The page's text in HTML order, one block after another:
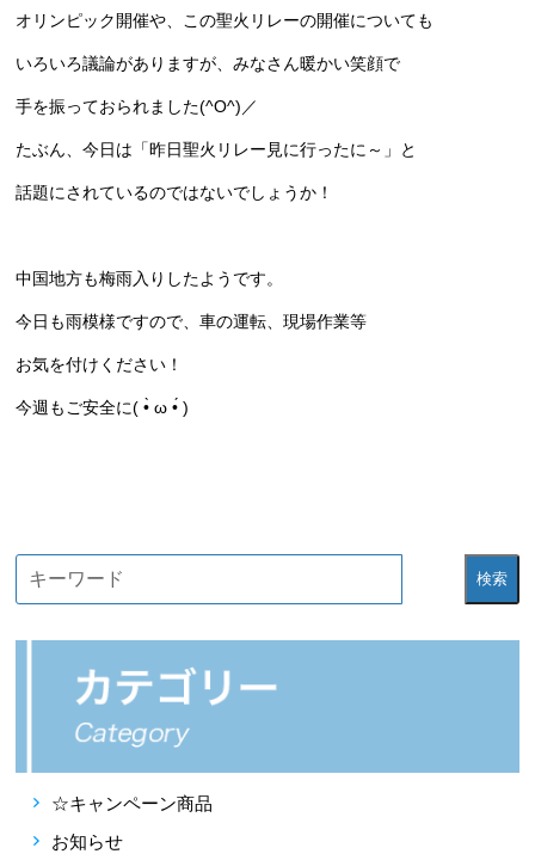
オリンピック開催や、この聖火リレーの開催についても
いろいろ議論がありますが、みなさん暖かい笑顔で
手を振っておられました(^O^)／
たぶん、今日は「昨日聖火リレー見に行ったに～」と
話題にされているのではないでしょうか！
中国地方も梅雨入りしたようです。
今日も雨模様ですので、車の運転、現場作業等
お気を付けください！
今週もご安全に( •̀ ω •́ )
検索
☆キャンペーン商品
お知らせ